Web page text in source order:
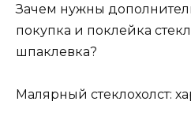
Зачем нужны
покупка и поклейка
шпаклевка?
Малярный стеклохолст: